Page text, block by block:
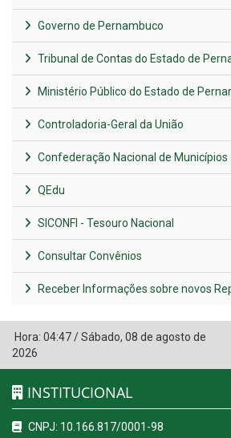
Governo de Pernambuco
Tribunal de Contas do Estado de
Ministério Público do Estado de
Controladoria-Geral da União
Confederação Nacional de Municípios
QEdu
SICONFI - Tesouro Nacional
Consultar Convênios
Receber Informações sobre novos
Hora: 04:47/Sábado, 08 de agosto de
2026
INSTITUCIONAL
CNPJ: 10.166.817/0001-98